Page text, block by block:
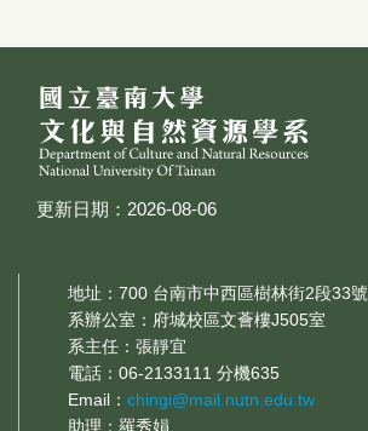
更新日期：2026-08-06
地址：700 台南市中西區樹林街2段33號
系辦公室：府城校區文薈樓J505室
系主任：張靜宜
電話：06-2133111 分機635
Email： chingi@mail.nutn.edu.tw
助理：羅秀娟